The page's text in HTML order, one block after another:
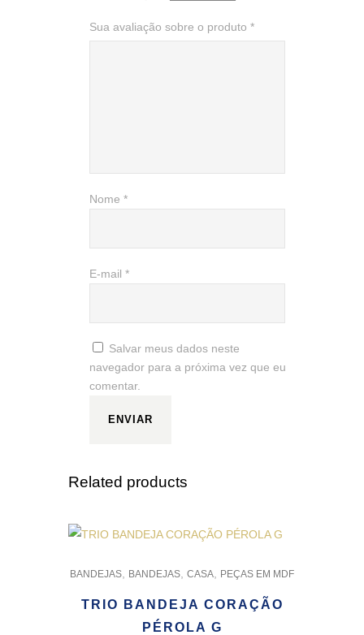
Sua avaliação sobre o produto *
Nome *
E-mail *
Salvar meus dados neste
navegador para a próxima vez que eu
comentar.
Related products
BANDEJAS BANDEJAS CASA PEÇAS EM MDF
TRIO BANDEJA CORAÇÃO
PÉROLA G